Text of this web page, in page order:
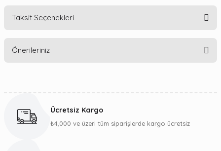
Taksit Seçenekleri
Önerileriniz
Görüş ve önerileriniz için teşekkür ederiz.
Ücretsiz Kargo
₺4,000 ve üzeri tüm siparişlerde kargo ücretsiz